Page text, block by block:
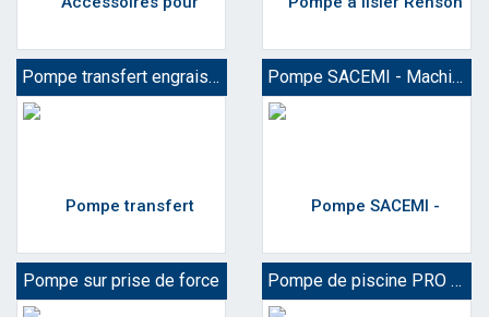
Pompe transfert engrais Liquide Pompe SACEMI - Machine outils
Pompe sur prise de force Pompe de piscine PRO ou Particulier